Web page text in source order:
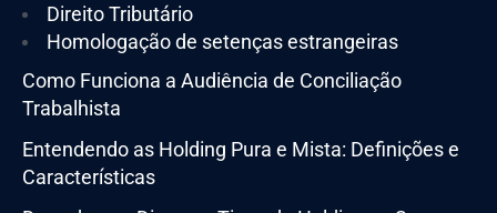
Direito Tributário
Homologação de setenças estrangeiras
Como Funciona a Audiência de Conciliação
Trabalhista
Entendendo as Holding Pura e Mista: Definições e
Características